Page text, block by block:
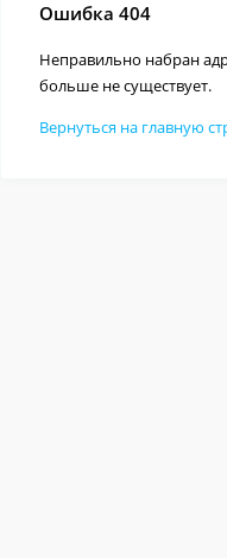
Ошибка 404
Неправильно набран
больше не существует.
Вернуться на главную